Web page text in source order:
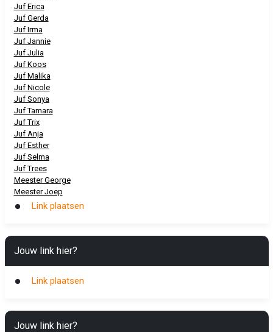
Juf Erica
Juf Gerda
Juf Irma
Juf Jannie
Juf Julia
Juf Koos
Juf Malika
Juf Nicole
Juf Sonya
Juf Tamara
Juf Trix
Juf Anja
Juf Esther
Juf Selma
Juf Trees
Meester George
Meester Joep
Link plaatsen
Jouw link hier?
Link plaatsen
Jouw link hier?